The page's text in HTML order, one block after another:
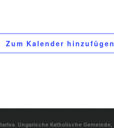
Zum Kalender hinzufügen
Ungarische Katholische